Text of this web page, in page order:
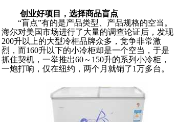
创业好项目，选择商品盲点
“盲点”有的是产品类型、产品规格的空当。
海尔对美国市场进行了大量的调查论证后，发现
200升以上的大型冷柜品牌众多，竞争非常激
烈，而160升以下的小冷柜却是一个空当，于是
抓住契机，一举推出60～150升的系列小冷柜，
一炮打响，仅在纽约，两个月就销了1万多台。